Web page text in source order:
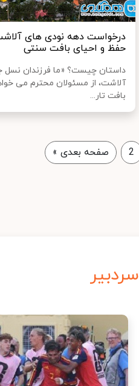
درخواست دهه نودی های
حفظ و احیای بافت سنتی
داستان چیست؟ «ما فرزندان نسل
آلاشت، از مسئولان محترم می
بافت تار...
2 صفحه بعدی »
سردبیر